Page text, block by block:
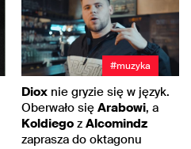
#muzyka
Diox nie gryzie się w język.
Oberwało się Arabowi, a
Koldiego z Alcomindz
zaprasza do oktagonu